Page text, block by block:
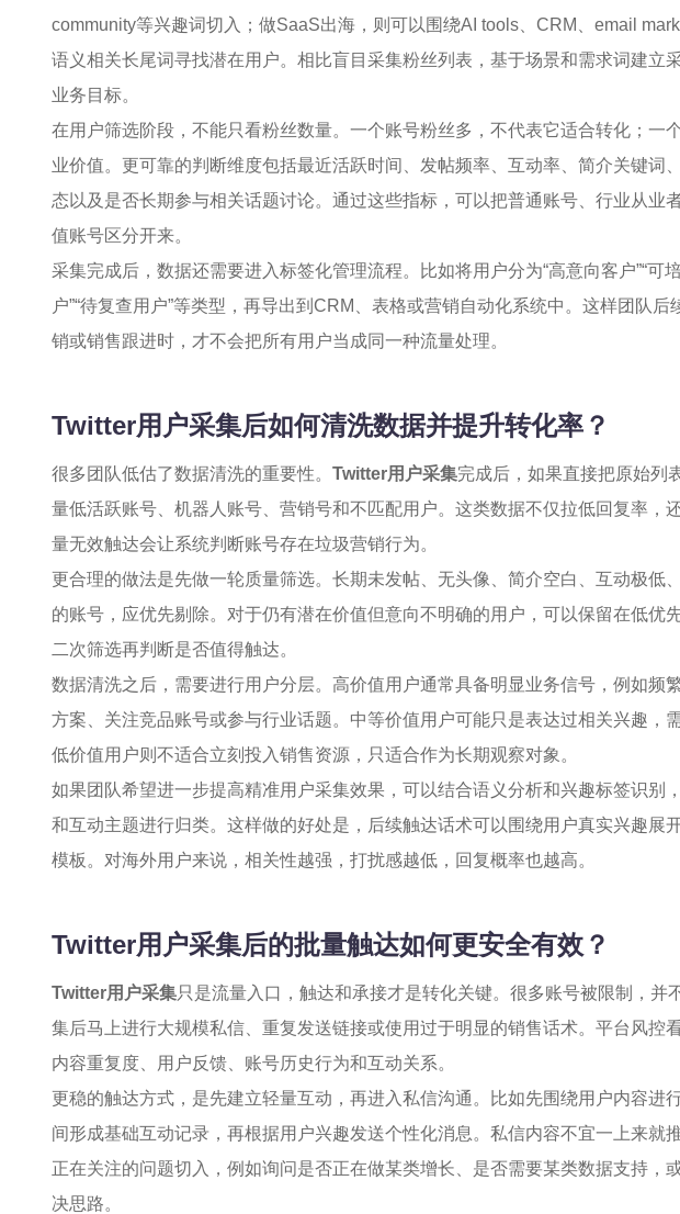
community等兴趣词切入；做SaaS出海，则可以围绕AI tools、CRM、email
语义相关长尾词寻找潜在用户。相比盲目采集粉丝列表，基于场景和需求词建立
业务目标。
在用户筛选阶段，不能只看粉丝数量。一个账号粉丝多，不代表它适合转化；一
业价值。更可靠的判断维度包括最近活跃时间、发帖频率、互动率、简介关键词
态以及是否长期参与相关话题讨论。通过这些指标，可以把普通账号、行业从业
值账号区分开来。
采集完成后，数据还需要进入标签化管理流程。比如将用户分为“高意向客户”“可培
户”“待复查用户”等类型，再导出到CRM、表格或营销自动化系统中。这样团队
销或销售跟进时，才不会把所有用户当成同一种流量处理。
Twitter用户采集后如何清洗数据并提升转化率？
很多团队低估了数据清洗的重要性。 Twitter用户采集完成后，如果直接把原始列
量低活跃账号、机器人账号、营销号和不匹配用户。这类数据不仅拉低回复率，
量无效触达会让系统判断账号存在垃圾营销行为。
更合理的做法是先做一轮质量筛选。长期未发帖、无头像、简介空白、互动极低
的账号，应优先剔除。对于仍有潜在价值但意向不明确的用户，可以保留在低优
二次筛选再判断是否值得触达。
数据清洗之后，需要进行用户分层。高价值用户通常具备明显业务信号，例如频
方案、关注竞品账号或参与行业话题。中等价值用户可能只是表达过相关兴趣，
低价值用户则不适合立刻投入销售资源，只适合作为长期观察对象。
如果团队希望进一步提高精准用户采集效果，可以结合语义分析和兴趣标签识别
和互动主题进行归类。这样做的好处是，后续触达话术可以围绕用户真实兴趣展
模板。对海外用户来说，相关性越强，打扰感越低，回复概率也越高。
Twitter用户采集后的批量触达如何更安全有效？
Twitter用户采集只是流量入口，触达和承接才是转化关键。很多账号被限制，并
集后马上进行大规模私信、重复发送链接或使用过于明显的销售话术。平台风控
内容重复度、用户反馈、账号历史行为和互动关系。
更稳的触达方式，是先建立轻量互动，再进入私信沟通。比如先围绕用户内容进
间形成基础互动记录，再根据用户兴趣发送个性化消息。私信内容不宜一上来就
正在关注的问题切入，例如询问是否正在做某类增长、是否需要某类数据支持，
决思路。